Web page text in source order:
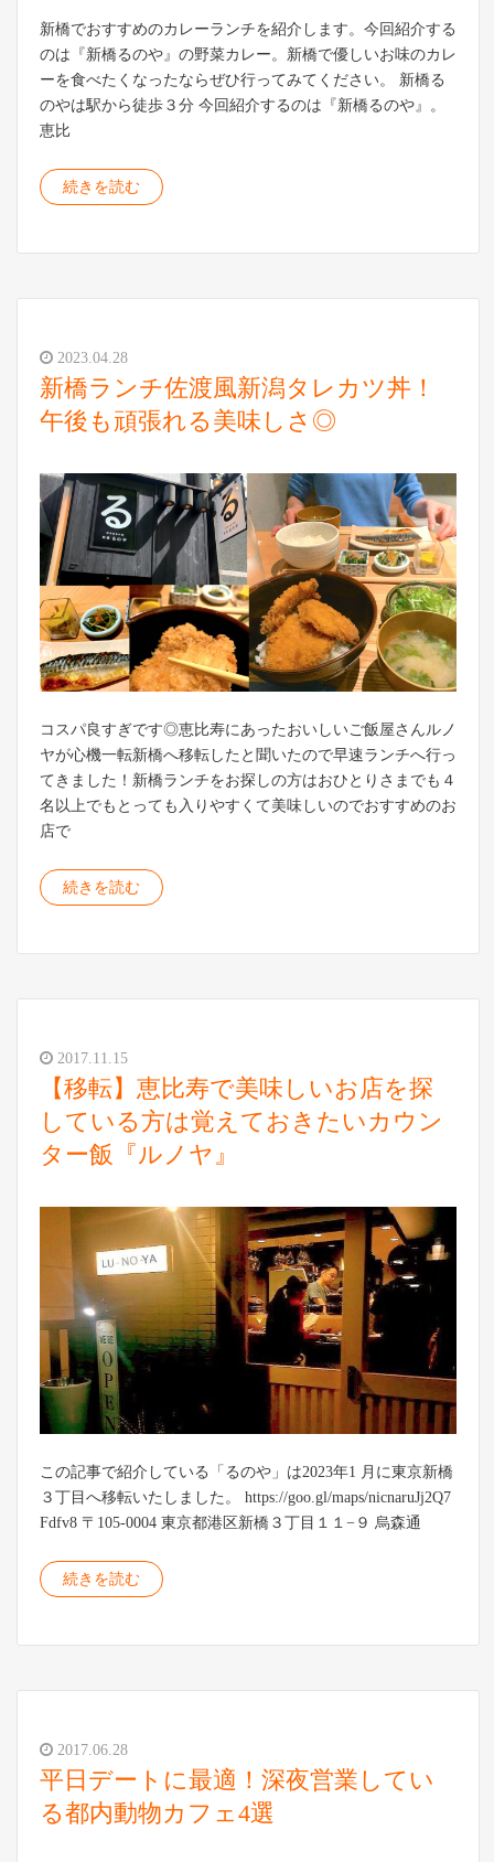
新橋でおすすめのカレーランチを紹介します。今回紹介する
のは『新橋るのや』の野菜カレー。新橋で優しいお味のカレ
ーを食べたくなったならぜひ行ってみてください。 新橋る
のやは駅から徒歩３分 今回紹介するのは『新橋るのや』。
恵比
続きを読む
2023.04.28
新橋ランチ佐渡風新潟タレカツ丼！
午後も頑張れる美味しさ◎
コスパ良すぎです◎恵比寿にあったおいしいご飯屋さんルノ
ヤが心機一転新橋へ移転したと聞いたので早速ランチへ行っ
てきました！新橋ランチをお探しの方はおひとりさまでも４
名以上でもとっても入りやすくて美味しいのでおすすめのお
店で
続きを読む
2017.11.15
【移転】恵比寿で美味しいお店を探
している方は覚えておきたいカウン
ター飯『ルノヤ』
この記事で紹介している「るのや」は2023年1 月に東京新橋
３丁目へ移転いたしました。 https://goo.gl/maps/nicnaruJj2Q7
Fdfv8 〒105-0004 東京都港区新橋３丁目１１−９ 烏森通
続きを読む
2017.06.28
平日デートに最適！深夜営業してい
る都内動物カフェ4選